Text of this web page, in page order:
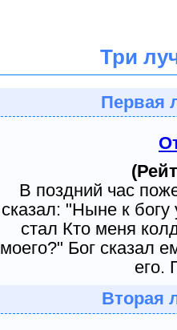
Три
Первая
В поздний час
сказал: "Ныне к
стал Кто меня
моего?" Бог сказал
его.
Вторая